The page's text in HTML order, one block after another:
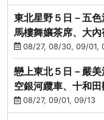
東北星野５日－五
馬樓舞孃茶席、大
川輕舟、螃蟹御膳
08/27, 08/30, 09/01,
戀上東北５日－嚴
空銀河纜車、十和
紅社殿（仙台／青森
08/27, 09/01, 09/13